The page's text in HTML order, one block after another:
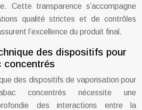
Cette transparence s’accompagne
qualité strictes et de contrôles
l’excellence du produit final.
des dispositifs pour
concentrés
des dispositifs de vaporisation pour
concentrés nécessite une
des interactions entre la